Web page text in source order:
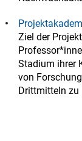
Ziel der
Stadium ihrer
von
Drittmitteln zu